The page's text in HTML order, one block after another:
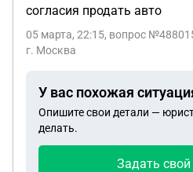
согласия продать авто
05 марта, 22:15, вопрос
г. Москва
У вас похожая
Опишите свои детали —
делать.
Задать